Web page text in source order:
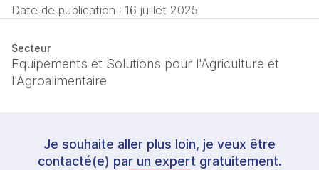
Date de publication : 16 juillet 2025
Secteur
Equipements et Solutions pour l'Agriculture et
l'Agroalimentaire
Je souhaite aller plus loin, je veux être
contacté(e) par un expert gratuitement.